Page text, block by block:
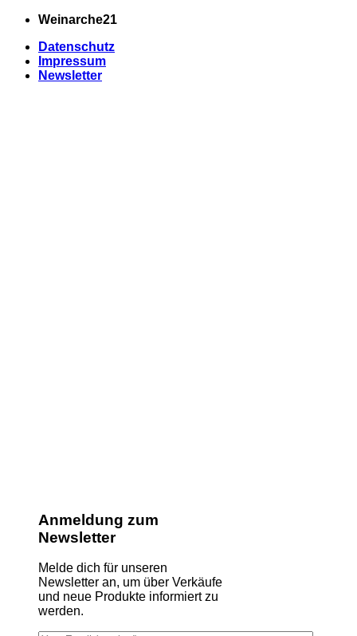
Zum
springen
Weinarche21
Datenschutz
Impressum
Newsletter
Anmeldung zum
Newsletter
Melde dich für unseren
Newsletter an, um über Verkäufe
und neue Produkte informiert zu
werden.